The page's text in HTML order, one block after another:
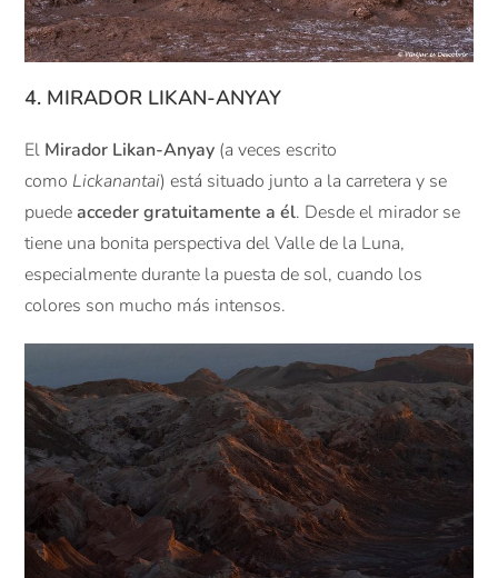
4. MIRADOR LIKAN-ANYAY
El Mirador Likan-Anyay (a veces escrito
como Lickanantai) está situado junto a la carretera y se
puedeacceder gratuitamente a él. Desde el mirador se
tiene una bonita perspectiva del Valle de la Luna,
especialmente durante la puesta de sol, cuando los
colores son mucho más intensos.